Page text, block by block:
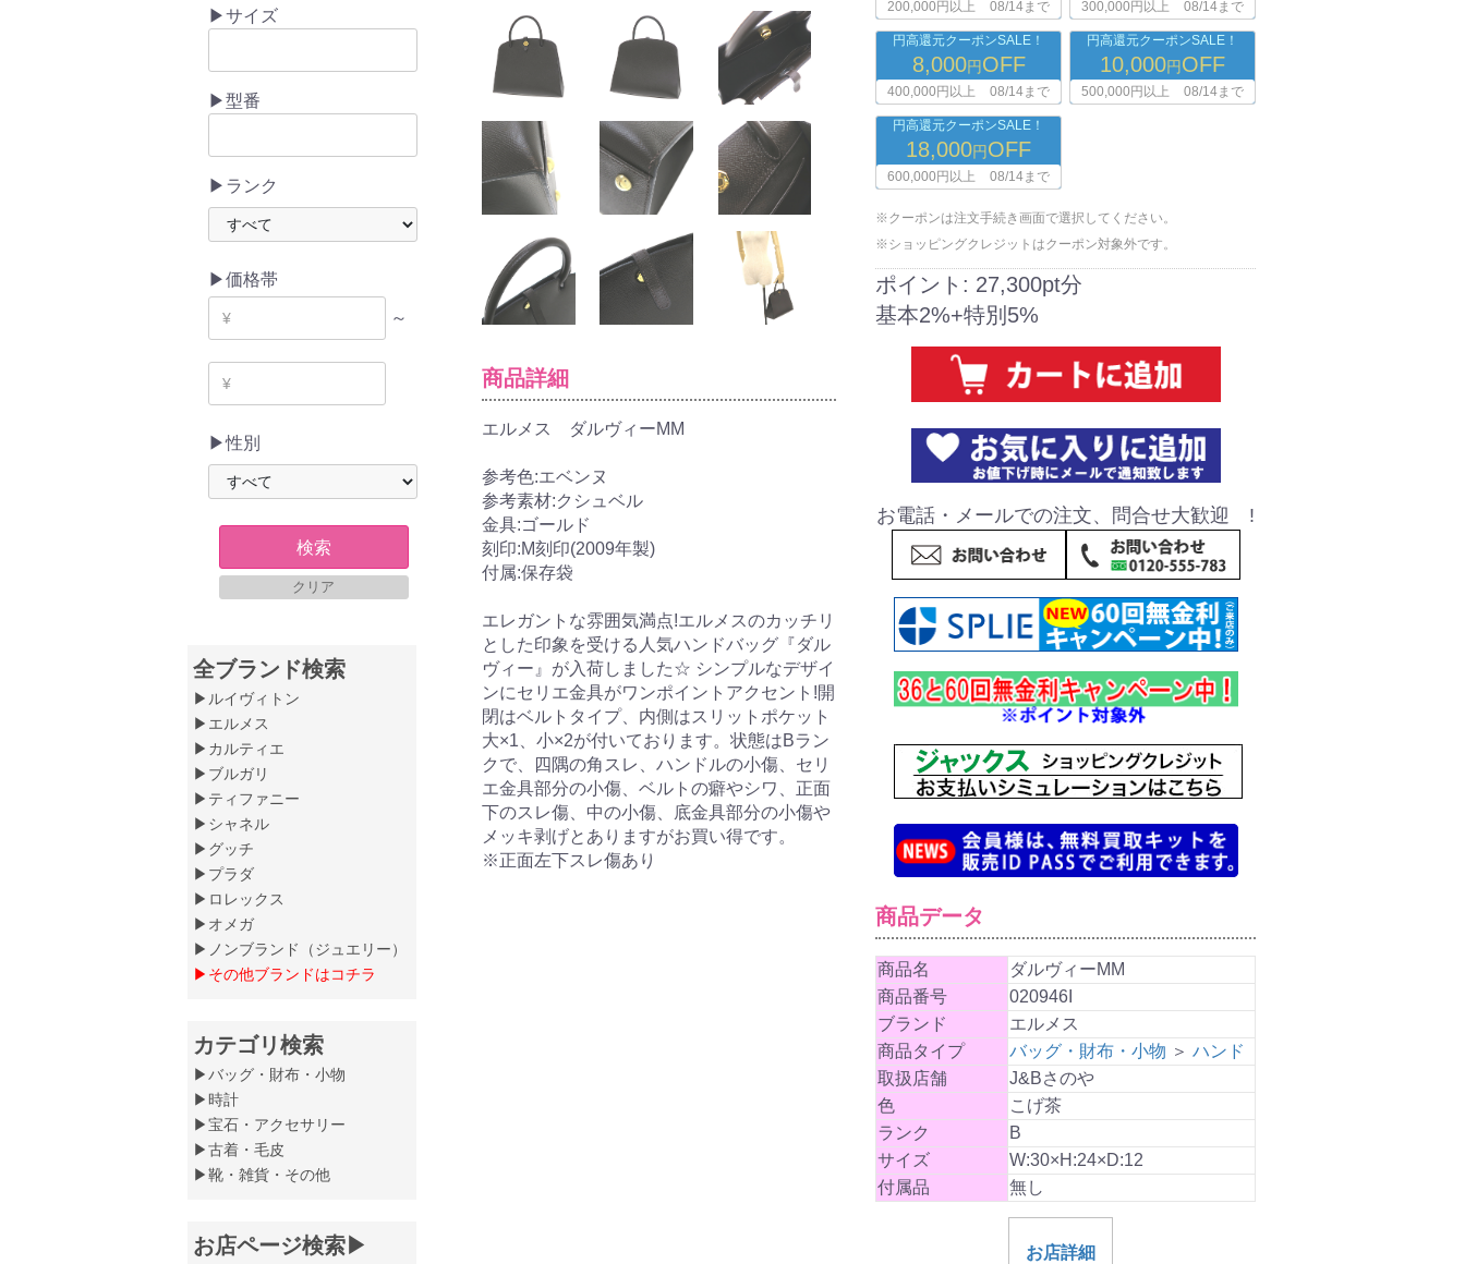
▶サイズ
▶型番
▶ランク
▶価格帯
～
▶性別
検索
クリア
全ブランド検索
▶ルイヴィトン
▶エルメス
▶カルティエ
▶ブルガリ
▶ティファニー
▶シャネル
▶グッチ
▶プラダ
▶ロレックス
▶オメガ
▶ノンブランド（ジュエリー）
▶その他ブランドはコチラ
カテゴリ検索
▶バッグ・財布・小物
▶時計
▶宝石・アクセサリー
▶古着・毛皮
▶靴・雑貨・その他
お店ページ検索▶
商品詳細
エルメス ダルヴィーMM
参考色:エベンヌ
参考素材:クシュベル
金具:ゴールド
刻印:M刻印(2009年製)
付属:保存袋
エレガントな雰囲気満点!エルメスのカッチリ
とした印象を受ける人気ハンドバッグ『ダル
ヴィー』が入荷しました☆ シンプルなデザイ
ンにセリエ金具がワンポイントアクセント!開
閉はベルトタイプ、内側はスリットポケット
大×1、小×2が付いております。状態はBラン
クで、四隅の角スレ、ハンドルの小傷、セリ
エ金具部分の小傷、ベルトの癖やシワ、正面
下のスレ傷、中の小傷、底金具部分の小傷や
メッキ剥げとありますがお買い得です。
※正面左下スレ傷あり
200,000円以上 08/14まで 300,000円以上 08/14まで
円高還元クーポンSALE！
8,000円OFF
400,000円以上 08/14まで
円高還元クーポンSALE！
10,000円OFF
500,000円以上 08/14まで
円高還元クーポンSALE！
18,000円OFF
600,000円以上 08/14まで
※クーポンは注文手続き画面で選択してください。
※ショッピングクレジットはクーポン対象外です。
ポイント: 27,300pt分
基本2%+特別5%
お電話・メールでの注文、問合せ大歓迎 !
商品データ
商品名
ダルヴィーMM
商品番号
020946I
ブランド
エルメス
商品タイプ
バッグ・財布・小物 ＞ ハンド
取扱店舗
J&Bさのや
色
こげ茶
ランク
B
サイズ
W:30×H:24×D:12
付属品
無し
お店詳細